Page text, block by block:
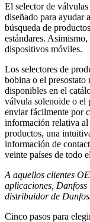
El selector de válvulas
diseñado para ayudar
búsqueda de
estándares.
dispositivos móviles.
Los selectores de
bobina o el presostato
disponibles en el
válvula solenoide o el
enviar fácilmente por
información relativa
productos, una
información de
veinte países de todo
A aquellos clientes
aplicaciones, Danfoss
distribuidor de
Cinco pasos para